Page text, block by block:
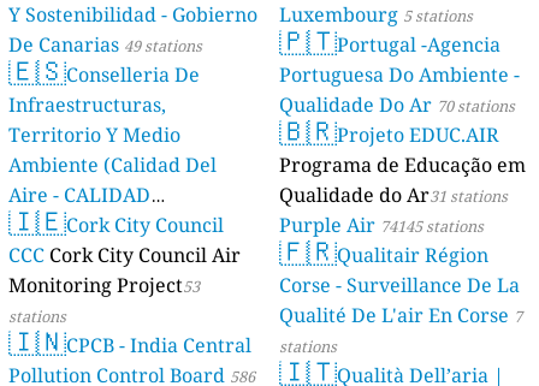
Y Sostenibilidad - Gobierno
De Canarias 49 stations
🇪🇸Conselleria De
Infraestructuras,
Territorio Y Medio
Ambiente (Calidad Del
Aire - CALIDAD
AMBIENTAL) 23 stations
🇮🇪Cork City Council
CCC Cork City Council Air
Monitoring Project53
stations
🇮🇳CPCB - India Central
Pollution Control Board 586
Luxembourg 5 stations
🇵🇹Portugal -Agencia
Portuguesa Do Ambiente -
Qualidade Do Ar 70 stations
🇧🇷Projeto EDUC.AIR
Programa de Educação em
Qualidade do Ar31 stations
Purple Air 74145 stations
🇫🇷Qualitair Région
Corse - Surveillance De La
Qualité De L'air En Corse 7
stations
🇮🇹Qualità Dell’aria |